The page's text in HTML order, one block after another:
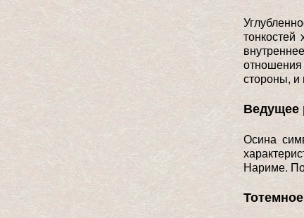
стороны, и
Ведущее
Осина
Нариме.